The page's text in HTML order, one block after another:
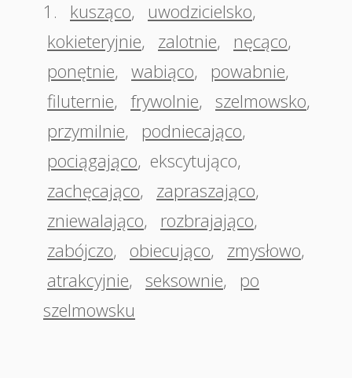
1.
kusząco, uwodzicielsko,
kokieteryjnie, zalotnie, nęcąco,
ponętnie, wabiąco, powabnie,
filuternie, frywolnie, szelmowsko,
przymilnie, podniecająco,
pociągająco, ekscytująco,
zachęcająco, zapraszająco,
zniewalająco, rozbrajająco,
zabójczo, obiecująco, zmysłowo,
atrakcyjnie, seksownie,
po
szelmowsku